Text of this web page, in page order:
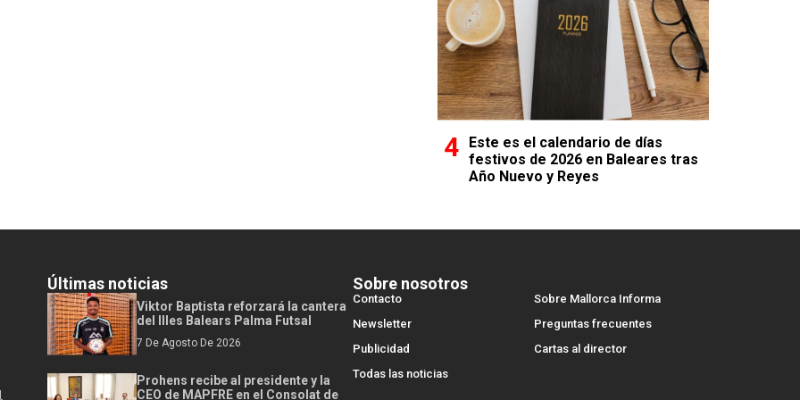
Este es el calendario de días
festivos de 2026 en Baleares tras
Año Nuevo y Reyes
Últimas noticias
Viktor Baptista reforzará la cantera
del Illes Balears Palma Futsal
7 De Agosto De 2026
Prohens recibe al presidente y la
CEO de MAPFRE en el Consolat de
Sobre nosotros
Contacto
Sobre Mallorca Informa
Newsletter
Preguntas frecuentes
Publicidad
Cartas al director
Todas las noticias